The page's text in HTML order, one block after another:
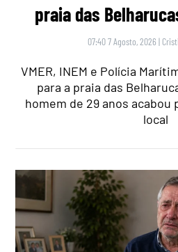
praia das
07:40 7 Agosto, 2026 |
VMER, INEM e Polícia
para a praia das
homem de 29 anos acabou
local